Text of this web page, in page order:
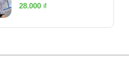
53.000 ₫.
Giá
là:
28.000 ₫
tại